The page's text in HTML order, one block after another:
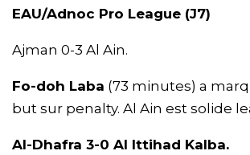
EAU/Adnoc Pro League (J7)
Ajman 0-3 Al Ain.
Fo-doh Laba (73 minutes) a
but sur penalty. Al Ain est solide
Al-Dhafra 3-0 Al Ittihad Kalba.